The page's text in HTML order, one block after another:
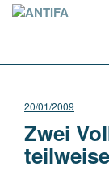
20/01/2009
Zwei